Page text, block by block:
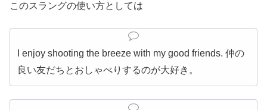
このスラングの使い方としては
I enjoy shooting the breeze with my good friends. 仲の
良い友だちとおしゃべりするのが大好き。